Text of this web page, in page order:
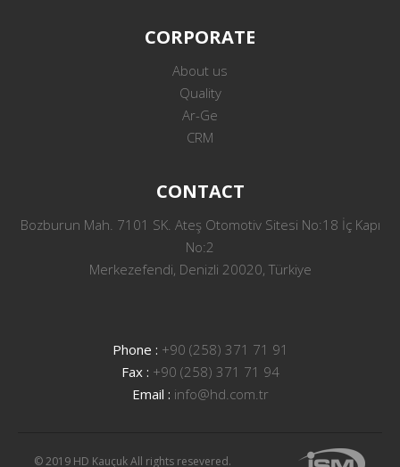
CORPORATE
About us
Quality
Ar-Ge
CRM
CONTACT
Bozburun Mah. 7101 SK. Ateş Otomotiv Sitesi No:18 İç Kapı
No:2
Merkezefendi, Denizli 20020, Türkiye
Phone : +90 (258) 371 71 91
Fax : +90 (258) 371 71 94
Email : info@hd.com.tr
© 2019 HD Kauçuk All rights resevered.